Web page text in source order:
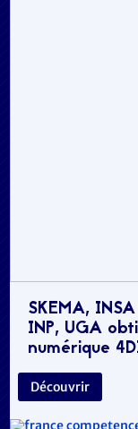
SKEMA,
INP, UGA
numérique
Découvrir